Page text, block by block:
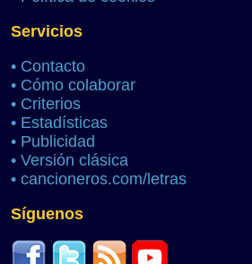
Servicios
• Contacto
• Cómo colaborar
• Criterios
• Estadísticas
• Publicidad
• Versión clásica
• cancioneros.com/letras
Síguenos